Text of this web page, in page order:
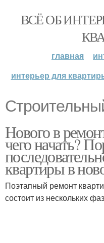
ВСЁ ОБ
главная
интерьер для
Нового в
чего начать?
квартиры в
Поэтапный ремонт
состоит из нескольких